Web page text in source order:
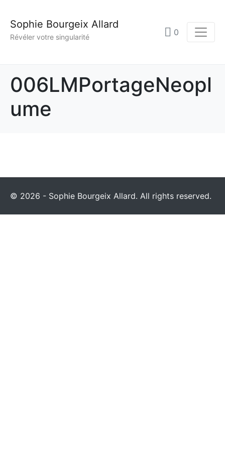
Sophie Bourgeix Allard
Révéler votre singularité 0
006LMPortageNeopl
ume
© 2026 - Sophie Bourgeix Allard. All rights reserved.